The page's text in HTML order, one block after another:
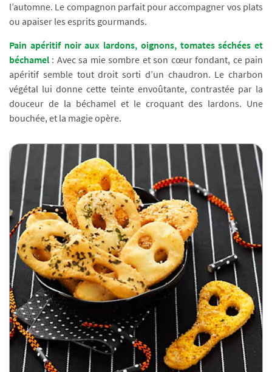
l’automne. Le compagnon parfait pour accompagner vos plats
ou apaiser les esprits gourmands.
Pain apéritif noir aux lardons, oignons, tomates séchées et
béchamel : Avec sa mie sombre et son cœur fondant, ce pain
apéritif semble tout droit sorti d’un chaudron. Le charbon
végétal lui donne cette teinte envoûtante, contrastée par la
douceur de la béchamel et le croquant des lardons. Une
bouchée, et la magie opère.